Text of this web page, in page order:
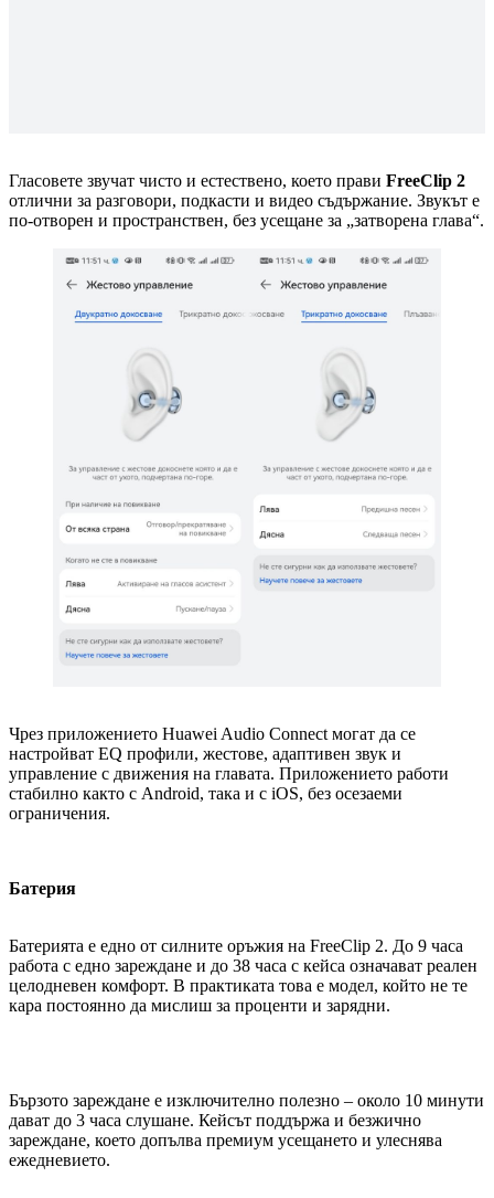
Гласовете звучат чисто и естествено, което прави FreeClip 2
отлични за разговори, подкасти и видео съдържание. Звукът е
по-отворен и пространствен, без усещане за „затворена глава“.
Чрез приложението Huawei Audio Connect могат да се
настройват EQ профили, жестове, адаптивен звук и
управление с движения на главата. Приложението работи
стабилно както с Android, така и с iOS, без осезаеми
ограничения.
Батерия
Батерията е едно от силните оръжия на FreeClip 2. До 9 часа
работа с едно зареждане и до 38 часа с кейса означават реален
целодневен комфорт. В практиката това е модел, който не те
кара постоянно да мислиш за проценти и зарядни.
Бързото зареждане е изключително полезно – около 10 минути
дават до 3 часа слушане. Кейсът поддържа и безжично
зареждане, което допълва премиум усещането и улеснява
ежедневието.